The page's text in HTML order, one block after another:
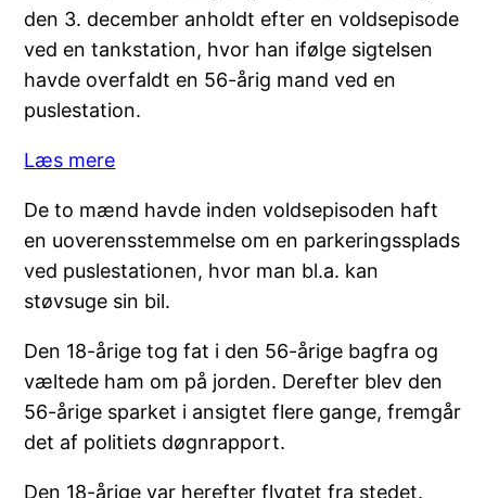
den 3. december anholdt efter en voldsepisode
ved en tankstation, hvor han ifølge sigtelsen
havde overfaldt en 56-årig mand ved en
puslestation.
Læs mere:
årig
anholdt
for
vold
ved
puslestation
De to mænd havde inden voldsepisoden haft
en uoverensstemmelse om en parkeringssplads
ved puslestationen, hvor man bl.a. kan
støvsuge sin bil.
Den 18-årige tog fat i den 56-årige bagfra og
væltede ham om på jorden. Derefter blev den
56-årige sparket i ansigtet flere gange, fremgår
det af politiets døgnrapport.
Den 18-årige var herefter flygtet fra stedet.